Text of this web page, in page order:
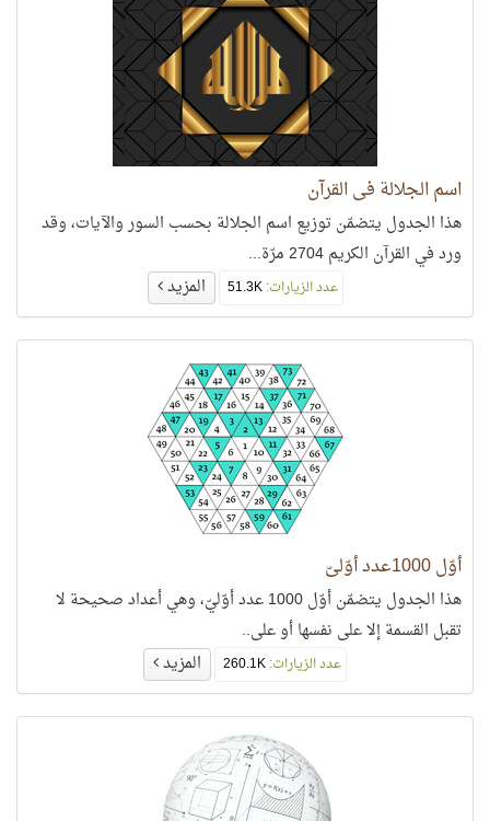
اسم الجلالة في القرآن
هذا الجدول يتضمّن توزيع اسم الجلالة بحسب السور والآيات، وقد
ورد في القرآن الكريم 2704 مرّة...
عدد الزيارات:51.3K المزيد
أوّل 1000عدد أوّليّ
هذا الجدول يتضمّن أوّل 1000 عدد أوّليّ، وهي أعداد صحيحة لا
تقبل القسمة إلا على نفسها أو على..
عدد الزيارات: المزيد